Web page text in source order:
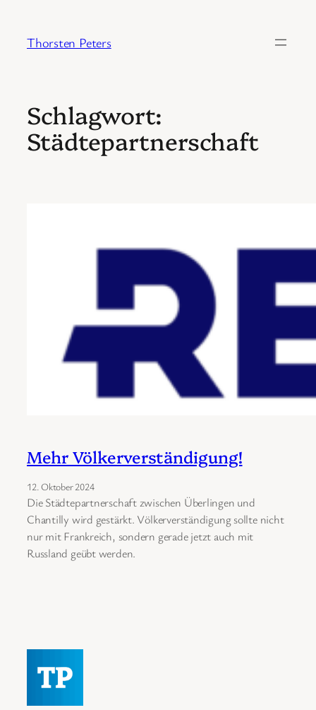
springen
Thorsten Peters
Schlagwort:
Städtepartnerschaft
Mehr Völkerverständigung!
12. Oktober 2024
Die Städtepartnerschaft zwischen Überlingen und
Chantilly wird gestärkt. Völkerverständigung sollte nicht
nur mit Frankreich, sondern gerade jetzt auch mit
Russland geübt werden.